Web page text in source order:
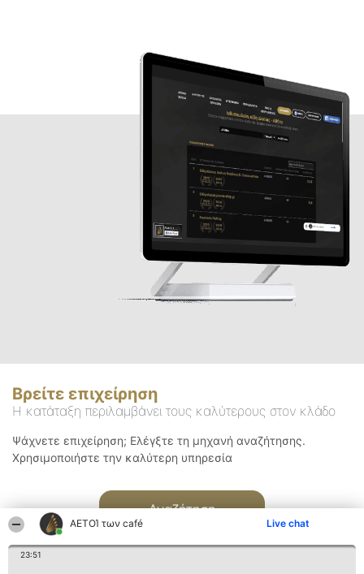
ΑΕΤΟΊ των café Live chat
23:51
Βρείτε επιχείρηση
Η κατάταξη περιλαμβάνει τους καλύτερους στον κλάδο
Ψάχνετε επιχείρηση; Ελέγξτε τη μηχανή αναζήτησης.
Χρησιμοποιήστε την καλύτερη υπηρεσία
Αναζήτηση